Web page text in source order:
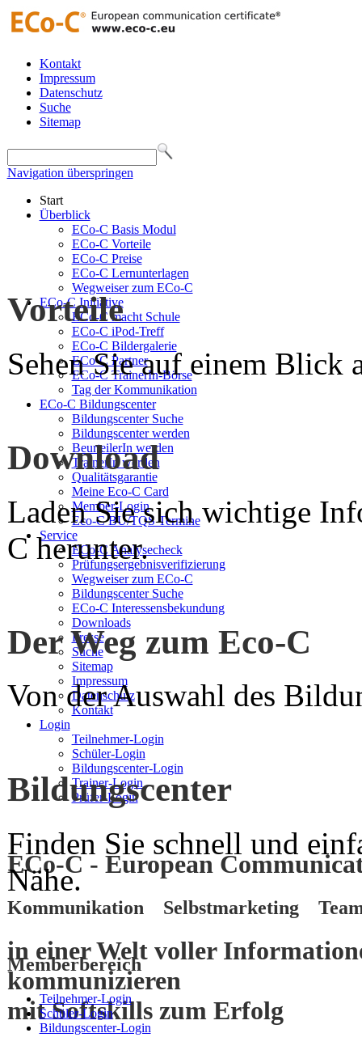
Kontakt
Impressum
Datenschutz
Suche
Sitemap
Navigation überspringen
Start
Überblick
ECo-C Basis Modul
ECo-C Vorteile
ECo-C Preise
ECo-C Lernunterlagen
Wegweiser zum ECo-C
ECo-C Initiative
ECo-C macht Schule
ECo-C iPod-Treff
ECo-C Bildergalerie
ECo-C Partner
ECo-C TrainerIn-Börse
Tag der Kommunikation
ECo-C Bildungscenter
Bildungscenter Suche
Bildungscenter werden
BeurteilerIn werden
TrainerIn werden
Qualitätsgarantie
Meine Eco-C Card
Member-Login
Eco-C BU/TQS Termine
Service
ECo-C Analysecheck
Prüfungsergebnisverifizierung
Wegweiser zum ECo-C
Bildungscenter Suche
ECo-C Interessensbekundung
Downloads
Presse
Suche
Sitemap
Impressum
Datenschutz
Kontakt
Login
Teilnehmer-Login
Schüler-Login
Bildungscenter-Login
Trainer-Login
Prüfer-Login
ECo-C - European
Kommunikation Selbstmarketing
in einer Welt voller
kommunizieren
mitSoftskillszum Erfolg
Vorteile
Sehen Sie auf einem Blick
Download
Laden Sie sich wichtige
C herunter.
Der Weg zum Eco-C
Von der Auswahl des
Bildungscenter
Finden Sie schnell und
Nähe.
Memberbereich
Teilnehmer-Login
Schüler-Login
Bildungscenter-Login